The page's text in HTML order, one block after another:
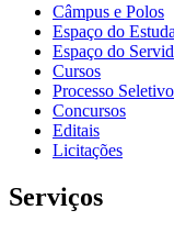
Câmpus e Polos
Espaço do
Espaço do
Cursos
Processo Seletivo
Concursos
Editais
Licitações
Serviços